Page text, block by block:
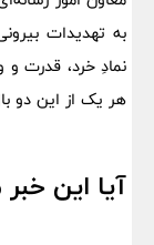
به تهدیدات
نمادِ خرد، قدرت
هر یک از این دو
آیا این